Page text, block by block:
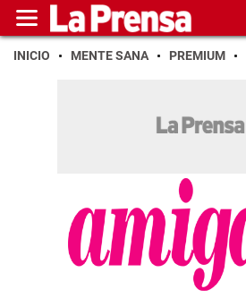
INICIO MENTE SANA PREMIUM